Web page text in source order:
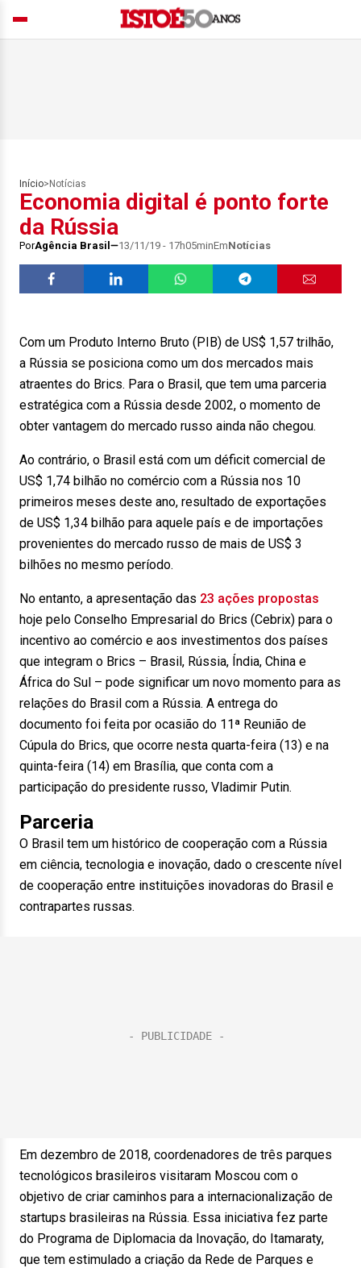
Início> Notícias
Economia digital é ponto forte
da Rússia
PorAgência Brasil 13/11/19 - 17h05minEmNotícias
Com um Produto Interno Bruto (PIB) de US$ 1,57 trilhão,
a Rússia se posiciona como um dos mercados mais
atraentes do Brics. Para o Brasil, que tem uma parceria
estratégica com a Rússia desde 2002, o momento de
obter vantagem do mercado russo ainda não chegou.
Ao contrário, o Brasil está com um déficit comercial de
US$ 1,74 bilhão no comércio com a Rússia nos 10
primeiros meses deste ano, resultado de exportações
de US$ 1,34 bilhão para aquele país e de importações
provenientes do mercado russo de mais de US$ 3
bilhões no mesmo período.
No entanto, a apresentação das 23 ações propostas
hoje pelo Conselho Empresarial do Brics (Cebrix) para o
incentivo ao comércio e aos investimentos dos países
que integram o Brics – Brasil, Rússia, Índia, China e
África do Sul – pode significar um novo momento para as
relações do Brasil com a Rússia. A entrega do
documento foi feita por ocasião do 11ª Reunião de
Cúpula do Brics, que ocorre nesta quarta-feira (13) e na
quinta-feira (14) em Brasília, que conta com a
participação do presidente russo, Vladimir Putin.
Parceria
O Brasil tem um histórico de cooperação com a Rússia
em ciência, tecnologia e inovação, dado o crescente nível
de cooperação entre instituições inovadoras do Brasil e
contrapartes russas.
Em dezembro de 2018, coordenadores de três parques
tecnológicos brasileiros visitaram Moscou com o
objetivo de criar caminhos para a internacionalização de
startups brasileiras na Rússia. Essa iniciativa fez parte
do Programa de Diplomacia da Inovação, do Itamaraty,
que tem estimulado a criação da Rede de Parques e